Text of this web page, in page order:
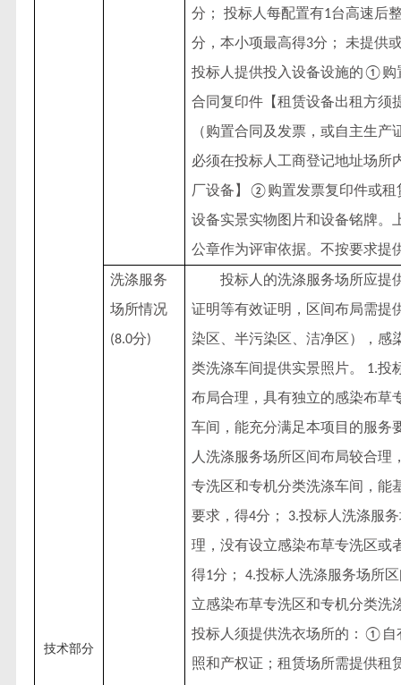
技术部分
分； 投标人每配置有1台高速后
分，本小项最高得3分； 未提供
投标人提供投入设备设施的①购
合同复印件【租赁设备出租方须
（购置合同及发票，或自主生产
必须在投标人工商登记地址场所
厂设备】
②购置发票复印件或
设备实景实物图片和设备铭牌。
公章作为评审依据。不按要求提
洗涤服务
场所情况
(8.0分)
投标人的洗涤服务场所应提
证明等有效证明，区间布局需提
染区、半污染区、洁净区），感
类洗涤车间提供实景照片。
1.投
布局合理，具有独立的感染布草
车间，能充分满足本项目的服务
人洗涤服务场所区间布局较合理
专洗区和专机分类洗涤车间，能
要求，得4分； 3.投标人洗涤服
理，没有设立感染布草专洗区或
得1分； 4.投标人洗涤服务场所
立感染布草专洗区和专机分类洗
投标人须提供洗衣场所的： ① 自
照和产权证；租赁场所需提供租